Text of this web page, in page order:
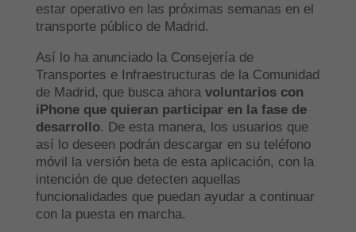
estar operativo en las próximas semanas en el
transporte público de Madrid.
Así lo ha anunciado la Consejería de
Transportes e Infraestructuras de la Comunidad
de Madrid, que busca ahora voluntarios con
iPhone que quieran participar en la fase de
desarrollo. De esta manera, los usuarios que
así lo deseen podrán descargar en su teléfono
móvil la versión beta de esta aplicación, con la
intención de que detecten aquellas
funcionalidades que puedan ayudar a continuar
con la puesta en marcha.